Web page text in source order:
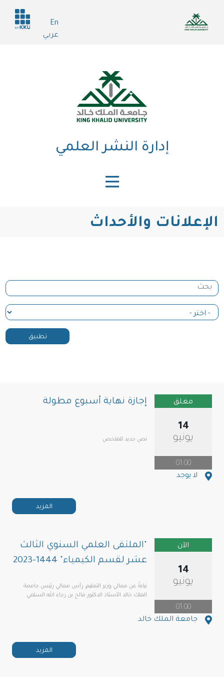
المحتوى
En
عربي
Header
services
إدارة النشر العلمي
الإعلانات والأحداث
مغلق
14
يونيو
01:00
إجازة نهاية أسبوع مطولة
نص جديد للملخص
لا يوجد
المزيد
الآن
14
يونيو
01:00
"الملتقى العلمي السنوي الثالث
عشر لقسم الكيمياء" 1444-2023
نيابةً عن معالي وزير التعليم، رأس معالي رئيس جامعة
الملك خالد الأستاذ الدكتور فالح بن رجاء الله السلمي
جامعة الملك خالد
المزيد